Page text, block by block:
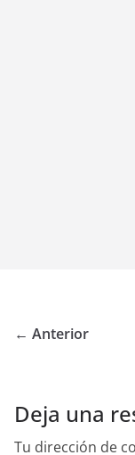
← Anterior
Deja una
Tu dirección de